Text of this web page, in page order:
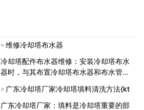
维修冷却塔布水器
冷却塔配件布水器维修：安装冷却塔布水
器时，与其布置冷却塔布水器和布水管，
和直径是否与冷却塔进水口直径一致。<
广东冷却塔厂家冷却塔填料清洗方法(kt
广东冷却塔厂家：填料是冷却塔重要的部